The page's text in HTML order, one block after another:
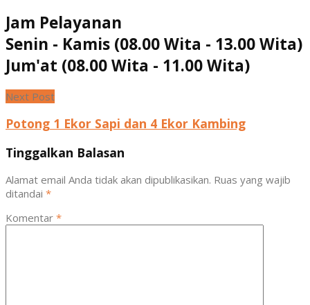
Jam Pelayanan
Senin - Kamis (08.00 Wita - 13.00 Wita)
Jum'at (08.00 Wita - 11.00 Wita)
Next Post
Potong 1 Ekor Sapi dan 4 Ekor Kambing
Tinggalkan Balasan
Alamat email Anda tidak akan dipublikasikan. Ruas yang wajib
ditandai *
Komentar *